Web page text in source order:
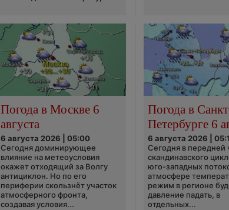
Погода в Москве 6
августа
6 августа 2026 | 05:00
Сегодня доминирующее
влияние на метеоусловия
окажет отходящий за Волгу
антициклон. Но по его
периферии скользнёт участок
атмосферного фронта,
создавая условия...
Погода в
Петербурге 6
6 августа 2026 |
Сегодня в передней
скандинавского
юго-западных
атмосфере
режим в регионе
давление падать, в
отдельных...